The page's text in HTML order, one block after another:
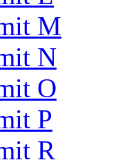
M
N
O
P
R